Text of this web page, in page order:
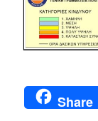
Share